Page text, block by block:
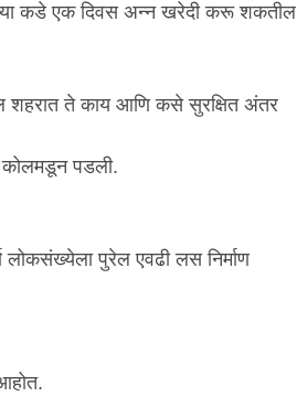
कडे एक दिवस अन्न खरेदी करू शकतील
शहरात ते काय आणि कसे सुरक्षित अंतर
कोलमडून पडली.
लोकसंख्येला पुरेल एवढी लस निर्माण